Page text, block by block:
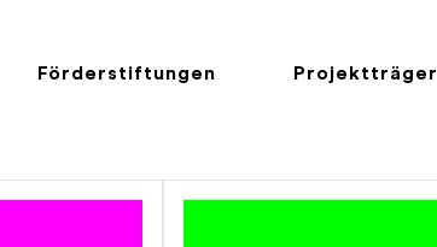
Förderstiftungen Projektträger